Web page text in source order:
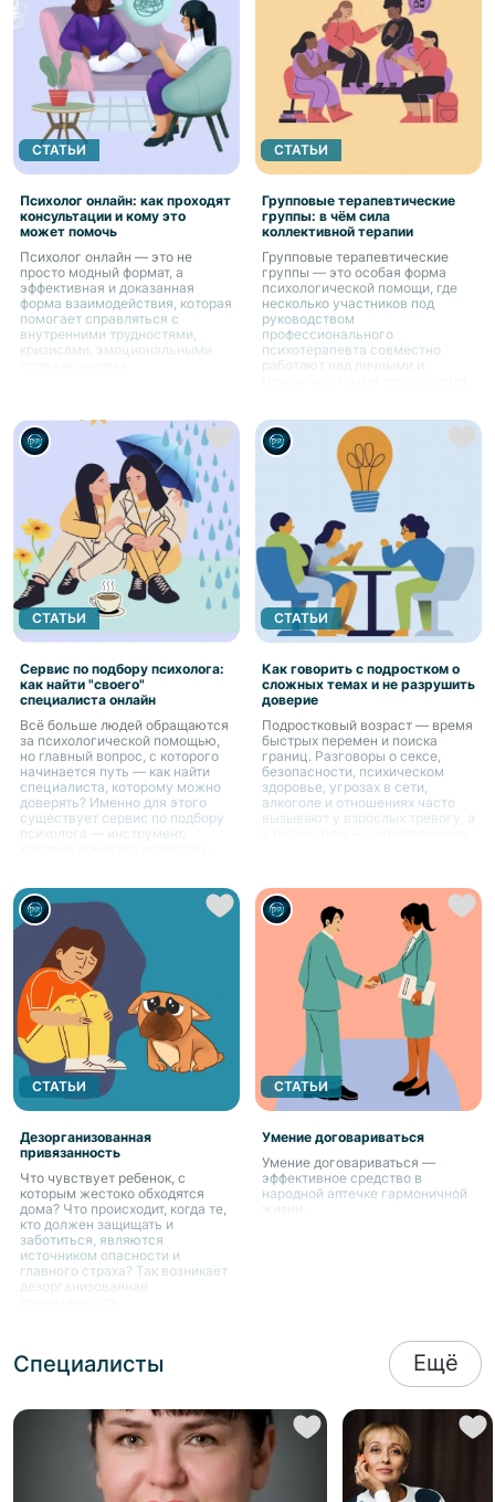
СТАТЬИ
Психолог онлайн: как проходят
консультации и кому это
может помочь
Психолог онлайн — это не
просто модный формат, а
эффективная и доказанная
форма взаимодействия, которая
помогает справляться с
внутренними трудностями,
кризисами, эмоциональными
СТАТЬИ
Групповые терапевтические
группы: в чём сила
коллективной терапии
Групповые терапевтические
группы — это особая форма
психологической помощи, где
несколько участников под
руководством
профессионального
психотерапевта совместно
работают над личными и
СТАТЬИ
Сервис по подбору психолога:
как найти "своего"
специалиста онлайн
Всё больше людей обращаются
за психологической помощью,
но главный вопрос, с которого
начинается путь — как найти
специалиста, которому можно
доверять? Именно для этого
существует сервис по подбору
психолога — инструмент,
СТАТЬИ
Как говорить с подростком о
сложных темах и не разрушить
доверие
Подростковый возраст — время
быстрых перемен и поиска
границ. Разговоры о сексе,
безопасности, психическом
здоровье, угрозах в сети,
алкоголе и отношениях часто
вызывают у взрослых тревогу, а
СТАТЬИ
Дезорганизованная
привязанность
Что чувствует ребенок, с
которым жестоко обходятся
дома? Что происходит, когда те,
кто должен защищать и
заботиться, являются
источником опасности и
главного страха? Так возникает
дезорганизованная
СТАТЬИ
Умение договариваться
Умение договариваться —
эффективное средство в
народной аптечке гармоничной
жизни.
Специалисты Ещё